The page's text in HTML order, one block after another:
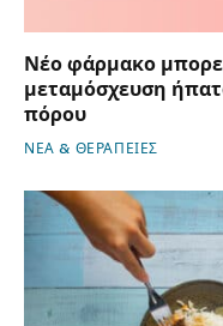
Νέο φάρμακο
μεταμόσχευση
πόρου
ΝΕΑ & ΘΕΡΑΠΕΙΕΣ